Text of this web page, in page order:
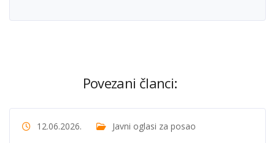
Povezani članci:
12.06.2026. Javni oglasi za posao